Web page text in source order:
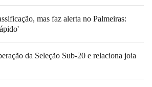
mas faz alerta no Palmeiras:
da Seleção Sub-20 e relaciona joia